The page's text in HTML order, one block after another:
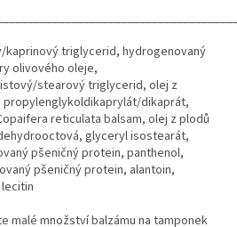
kaprinový triglycerid, hydrogenovaný
olivového oleje,
stearový triglycerid, olej z
propylenglykoldikaprylát/dikaprát,
reticulata balsam, olej z plodů
glyceryl isostearát,
pšeničný protein, panthenol,
pšeničný protein, alantoin,
malé množství balzámu na tamponek